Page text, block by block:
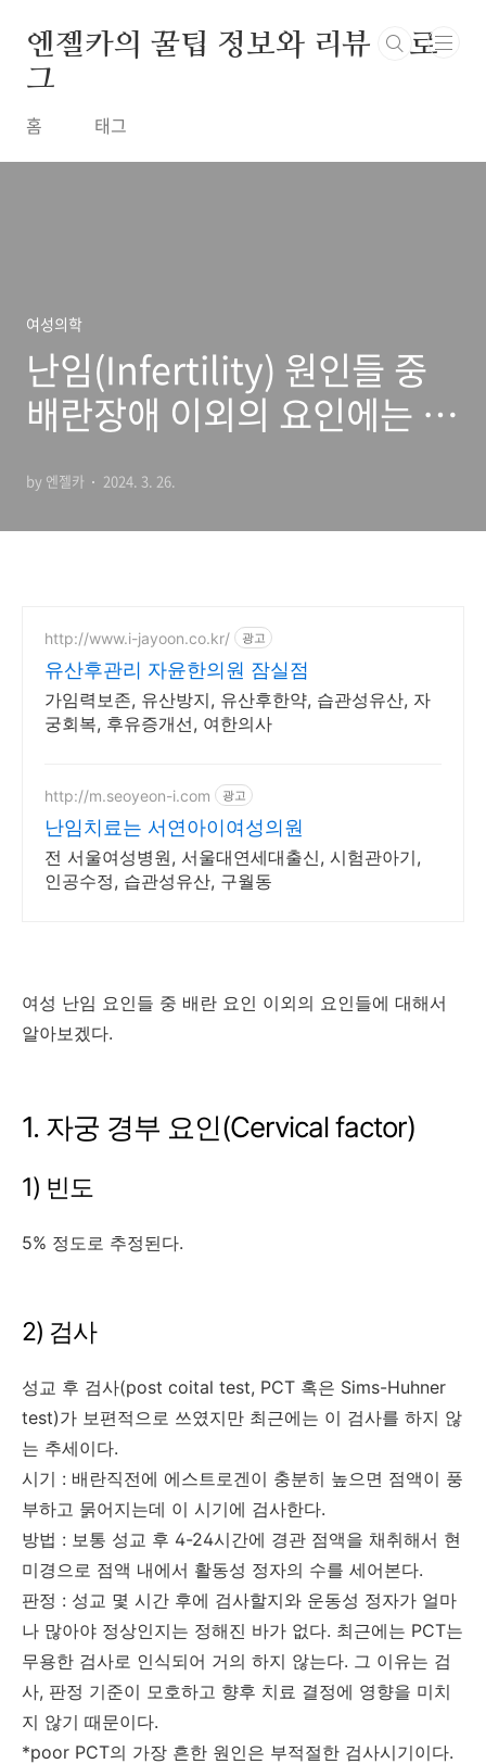
엔젤카의 꿀팁 정보와 리뷰 블로
그
홈 태그
여성의학
난임(Infertility) 원인들 중
배란장애 이외의 요인에는 무
by 엔젤카 2024. 3. 26.
http://www.i-jayoon.co.kr/ 광고
유산후관리 자윤한의원 잠실점
가임력보존, 유산방지, 유산후한약, 습관성유산, 자
궁회복, 후유증개선, 여한의사
http://m.seoyeon-i.com 광고
난임치료는 서연아이여성의원
전 서울여성병원, 서울대연세대출신, 시험관아기,
인공수정, 습관성유산, 구월동
여성 난임 요인들 중 배란 요인 이외의 요인들에 대해서
알아보겠다.
1. 자궁 경부 요인(Cervical factor)
1) 빈도
5% 정도로 추정된다.
2) 검사
성교 후 검사(post coital test, PCT 혹은 Sims-Huhner
test)가 보편적으로 쓰였지만 최근에는 이 검사를 하지 않
는 추세이다.
시기 : 배란직전에 에스트로겐이 충분히 높으면 점액이 풍
부하고 묽어지는데 이 시기에 검사한다.
방법 : 보통 성교 후 4-24시간에 경관 점액을 채취해서 현
미경으로 점액 내에서 활동성 정자의 수를 세어본다.
판정 : 성교 몇 시간 후에 검사할지와 운동성 정자가 얼마
나 많아야 정상인지는 정해진 바가 없다. 최근에는 PCT는
무용한 검사로 인식되어 거의 하지 않는다. 그 이유는 검
사, 판정 기준이 모호하고 향후 치료 결정에 영향을 미치
지 않기 때문이다.
*poor PCT의 가장 흔한 원인은 부적절한 검사시기이다.